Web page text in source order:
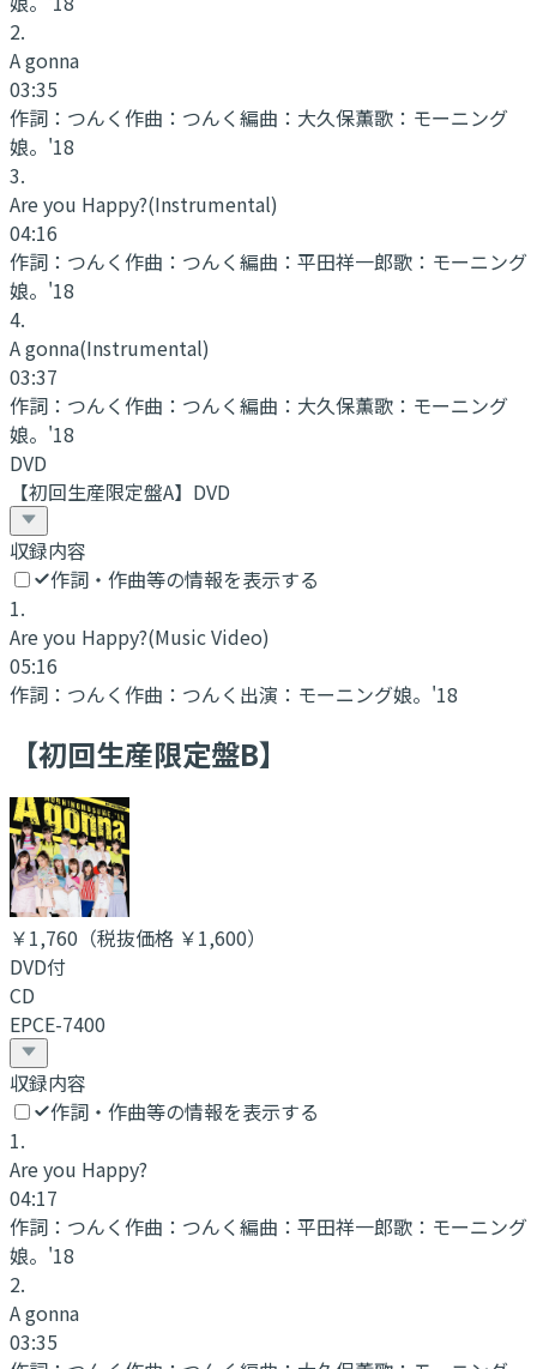
2.
A gonna
03:35
作詞： つんく 作曲： つんく 編曲： 大久保薫歌： モーニング
娘。'18
3.
Are you Happy?(Instrumental)
04:16
作詞： つんく 作曲： つんく 編曲： 平田祥一郎歌： モーニング
娘。'18
4.
A gonna(Instrumental)
03:37
作詞： つんく 作曲： つんく 編曲： 大久保薫歌： モーニング
娘。'18
DVD
【初回生産限定盤A】DVD
収録内容
作詞・作曲等の情報を表示する
1.
Are you Happy?(Music Video)
05:16
作詞： つんく 作曲： つんく 出演： モーニング娘。'18
【初回生産限定盤B】
￥1,760 （税抜価格 ￥1,600）
DVD付
CD
EPCE-7400
収録内容
作詞・作曲等の情報を表示する
1.
Are you Happy?
04:17
作詞： つんく作曲： つんく編曲： 平田祥一郎歌： モーニング
娘。'18
2.
A gonna
03:35